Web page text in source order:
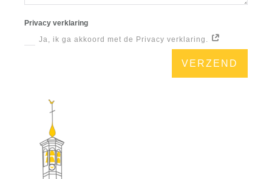
Privacy verklaring
Ja, ik ga akkoord met de Privacy verklaring.
VERZEND